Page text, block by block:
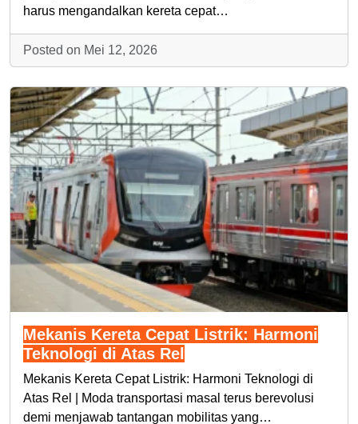
harus mengandalkan kereta cepat…
Posted on Mei 12, 2026
Mekanis Kereta Cepat Listrik: Harmoni
Teknologi di Atas Rel
Mekanis Kereta Cepat Listrik: Harmoni Teknologi di
Atas Rel | Moda transportasi masal terus berevolusi
demi menjawab tantangan mobilitas yang…